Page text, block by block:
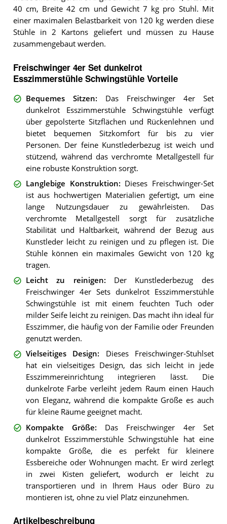
40 cm, Breite 42 cm und Gewicht 7 kg pro Stuhl. Mit
einer maximalen Belastbarkeit von 120 kg werden diese
Stühle in 2 Kartons geliefert und müssen zu Hause
zusammengebaut werden.
Freischwinger 4er Set dunkelrot
Esszimmerstühle Schwingstühle Vorteile
Bequemes Sitzen: Das Freischwinger 4er Set
dunkelrot Esszimmerstühle Schwingstühle verfügt
über gepolsterte Sitzflächen und Rückenlehnen und
bietet bequemen Sitzkomfort für bis zu vier
Personen. Der feine Kunstlederbezug ist weich und
stützend, während das verchromte Metallgestell für
eine robuste Konstruktion sorgt.
Langlebige Konstruktion: Dieses Freischwinger-Set
ist aus hochwertigen Materialien gefertigt, um eine
lange Nutzungsdauer zu gewährleisten. Das
verchromte Metallgestell sorgt für zusätzliche
Stabilität und Haltbarkeit, während der Bezug aus
Kunstleder leicht zu reinigen und zu pflegen ist. Die
Stühle können ein maximales Gewicht von 120 kg
tragen.
Leicht zu reinigen: Der Kunstlederbezug des
Freischwinger 4er Sets dunkelrot Esszimmerstühle
Schwingstühle ist mit einem feuchten Tuch oder
milder Seife leicht zu reinigen. Das macht ihn ideal für
Esszimmer, die häufig von der Familie oder Freunden
genutzt werden.
Vielseitiges Design: Dieses Freischwinger-Stuhlset
hat ein vielseitiges Design, das sich leicht in jede
Esszimmereinrichtung integrieren lässt. Die
dunkelrote Farbe verleiht jedem Raum einen Hauch
von Eleganz, während die kompakte Größe es auch
für kleine Räume geeignet macht.
Kompakte Größe: Das Freischwinger 4er Set
dunkelrot Esszimmerstühle Schwingstühle hat eine
kompakte Größe, die es perfekt für kleinere
Essbereiche oder Wohnungen macht. Er wird zerlegt
in zwei Kisten geliefert, wodurch er leicht zu
transportieren und in Ihrem Haus oder Büro zu
montieren ist, ohne zu viel Platz einzunehmen.
Artikelbeschreibung